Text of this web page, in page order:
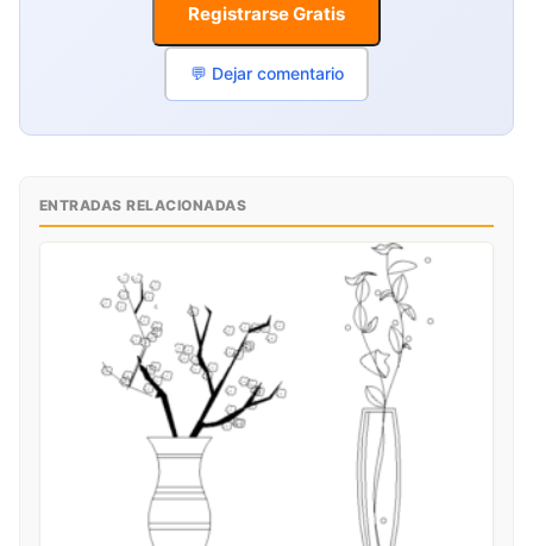
Registrarse Gratis
💬 Dejar comentario
ENTRADAS RELACIONADAS